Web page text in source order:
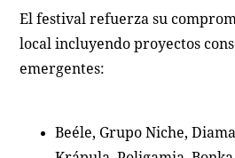
El festival refuerza su
local incluyendo proyectos
emergentes:
Beéle, Grupo Niche,